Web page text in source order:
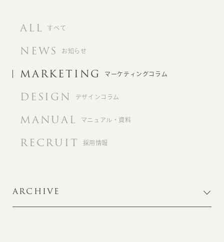
ALL すべて
NEWS お知らせ
MARKETING マーケティングコラム
DESIGN デザインコラム
MANUAL マニュアル・資料
RECRUIT 採用情報
ARCHIVE